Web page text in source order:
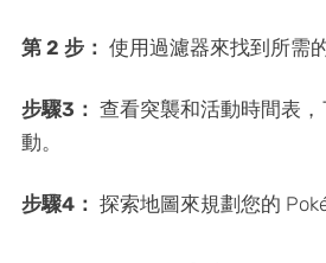
第 2 步： 使用過濾器來找到所需
步驟3： 查看突襲和活動時間表
動。
步驟4： 探索地圖來規劃您的